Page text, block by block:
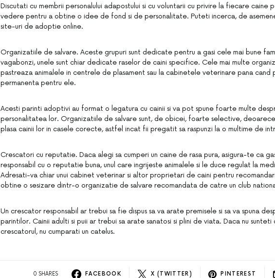
Discutati cu membrii personalului adapostului si cu voluntarii cu privire la fiecare caine
vedere pentru a obtine o idee de fond si de personalitate. Puteti incerca, de
site-uri de adoptie online.
Organizatiile de salvare. Aceste grupuri sunt dedicate pentru a gasi cele mai bune
vagabonzi, unele sunt chiar dedicate raselor de caini specifice. Cele mai multe
pastreaza animalele in centrele de plasament sau la cabinetele veterinare pana cand
permanenta pentru ele.
Acesti parinti adoptivi au format o legatura cu cainii si va pot spune foarte multe
personalitatea lor. Organizatiile de salvare sunt, de obicei, foarte selective,
plasa cainii lor in casele corecte, astfel incat fii pregatit sa raspunzi la o multime de
Crescatori cu reputatie. Daca alegi sa cumperi un caine de rasa pura, asigura-te ca
responsabil cu o reputatie buna, unul care ingrijeste animalele si le duce regulat la
Adresati-va chiar unui cabinet veterinar si altor proprietari de caini pentru
obtine o sesizare dintr-o organizatie de salvare recomandata de catre un club
Un crescator responsabil ar trebui sa fie dispus sa va arate premisele si sa va spuna
parintilor. Cainii adulti si puii ar trebui sa arate sanatosi si plini de viata. Daca nu
crescatorul, nu cumparati un catelus.
0 SHARES FACEBOOK X (TWITTER) PINTEREST